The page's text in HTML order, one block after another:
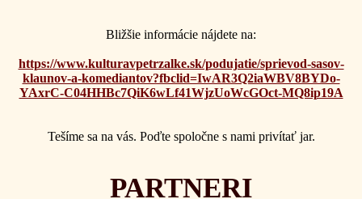
Bližšie informácie nájdete na:
https://www.kulturavpetrzalke.sk/podujatie/sprievod-sasov-
klaunov-a-komediantov?fbclid=IwAR3Q2iaWBV8BYDo-
YAxrC-C04HHBc7QiK6wLf41WjzUoWcGOct-MQ8ip19A
Tešíme sa na vás. Poďte spoločne s nami privítať jar.
PARTNERI